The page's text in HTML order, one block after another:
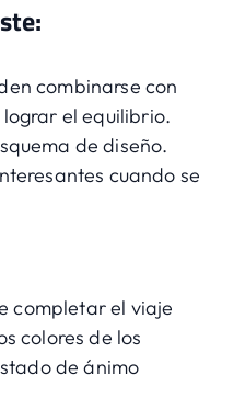
combinarse con
el equilibrio.
de diseño.
cuando se
completar el viaje
colores de los
de ánimo